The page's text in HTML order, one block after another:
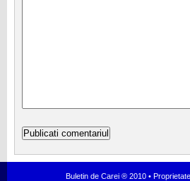
Buletin de Carei ® 2010 •